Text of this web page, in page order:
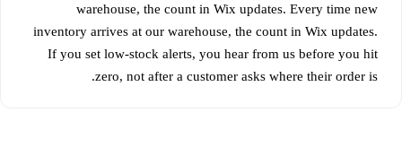
warehouse, the count in Wix updates. Every time new
inventory arrives at our warehouse, the count in Wix updates.
If you set low-stock alerts, you hear from us before you hit
zero, not after a customer asks where their order is.